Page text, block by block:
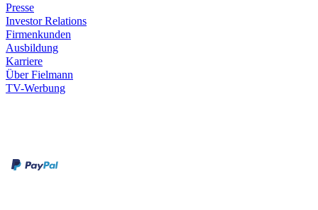
Presse
Investor Relations
Firmenkunden
Ausbildung
Karriere
Über Fielmann
TV-Werbung